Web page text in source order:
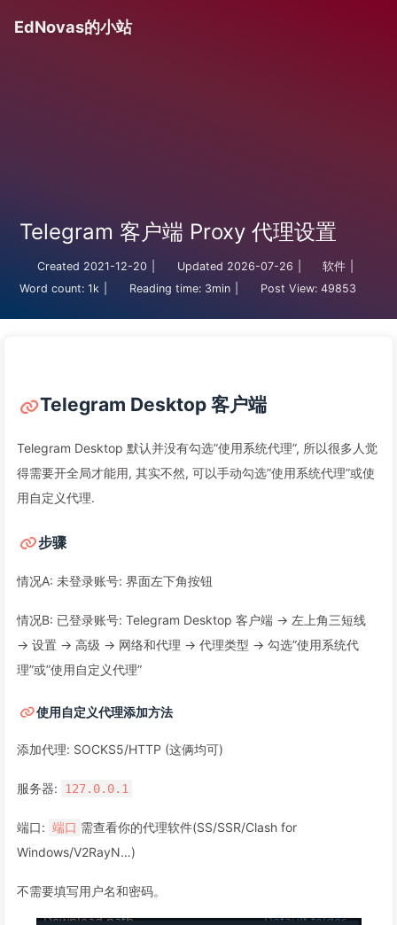
EdNovas的小站
Telegram 客户端 Proxy 代理设置
Created 2021-12-20 Updated 2026-07-26 软件
Word count: 1k Reading time: 3min Post View: 49853
Telegram Desktop 客户端
Telegram Desktop 默认并没有勾选”使用系统代理”, 所以很多人觉
得需要开全局才能用, 其实不然, 可以手动勾选”使用系统代理”或使
用自定义代理.
步骤
情况A: 未登录账号: 界面左下角按钮
情况B: 已登录账号: Telegram Desktop 客户端 → 左上角三短线
→ 设置 → 高级 → 网络和代理 → 代理类型 → 勾选”使用系统代
理”或”使用自定义代理”
使用自定义代理添加方法
添加代理: SOCKS5/HTTP (这俩均可)
服务器: 127.0.0.1
端口: 端口 需查看你的代理软件(SS/SSR/Clash for
Windows/V2RayN…)
不需要填写用户名和密码。